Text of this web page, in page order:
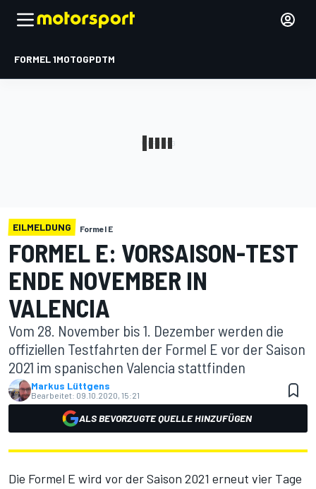
FORMEL 1MOTOGPDTM
EILMELDUNG Formel E
FORMEL E: VORSAISON-TEST
ENDE NOVEMBER IN
VALENCIA
Vom 28. November bis 1. Dezember werden die
offiziellen Testfahrten der Formel E vor der Saison
2021 im spanischen Valencia stattfinden
Markus Lüttgens
Bearbeitet: 09.10.2020, 15:21
ALS BEVORZUGTE QUELLE HINZUFÜGEN
Die Formel E wird vor der Saison 2021 erneut vier Tage